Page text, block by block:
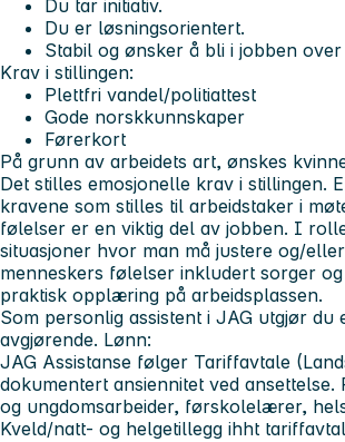
Du tar initiativ.
Du er løsningsorientert.
Stabil og ønsker å bli i jobben over
Krav i stillingen:
Plettfri vandel/politiattest
Gode norskkunnskaper
Førerkort
På grunn av arbeidets art, ønskes
Det stilles emosjonelle krav i stillingen.
kravene som stilles til arbeidstaker i
følelser er en viktig del av jobben. I
situasjoner hvor man må justere og/
menneskers følelser inkludert sorger
praktisk opplæring på arbeidsplassen.
Som personlig assistent i JAG utgjør
avgjørende. Lønn:
JAG Assistanse følger Tariffavtale
dokumentert ansiennitet ved
og ungdomsarbeider, førskolelærer,
Kveld/natt- og helgetillegg ihht